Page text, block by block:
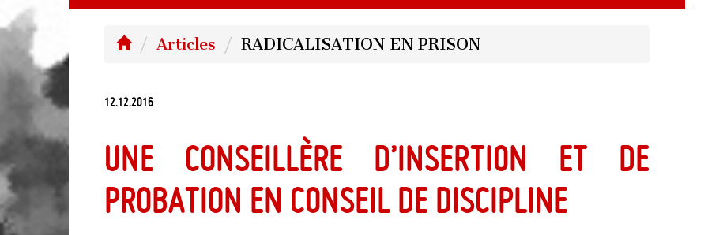
Articles RADICALISATION EN PRISON
12.12.2016
Une conseillère d’insertion et de
probation en conseil de discipline